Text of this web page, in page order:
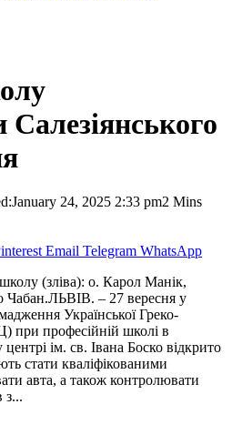
Салезіянського
January 24, 2025 2:33 pm2 Mins
Email Telegram WhatsApp
(зліва): о. Карол Манік,
– 27 вересня у
Української Греко-
при професійній школі в
ім. св. Івана Боско відкрито
стати кваліфікованими
авта, а також контролювати
з...